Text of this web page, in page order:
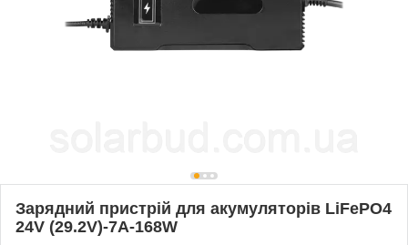
Зарядний пристрій для акумуляторів LiFePO4
24V (29.2V)-7A-168W